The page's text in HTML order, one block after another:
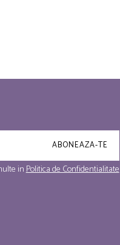
inPolitica de Confidentialitate